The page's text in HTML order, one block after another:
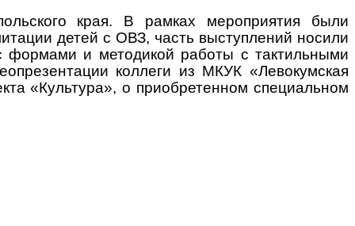
края. В рамках мероприятия были
детей с ОВЗ, часть выступлений носили
формами и методикой работы с тактильными
коллеги из МКУК «Левокумская
«Культура», о приобретенном специальном